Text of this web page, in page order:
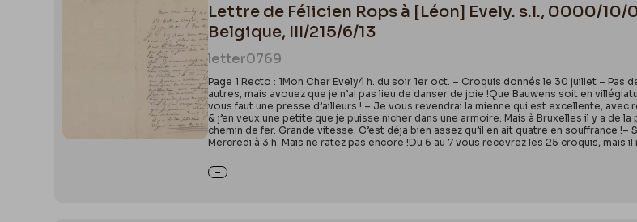
Lettre de Félicien Rops à [Léon] Evely. s.l., 0000/
Belgique, III/215/6/13
letter0769
Page 1 Recto : 1Mon Cher Evely4 h. du soir 1er oct. – Croquis donnés le 30 juillet –
autres, mais avouez que je n’ai pas lieu de danser de joie !Que Bauwens soit en
vous faut une presse d’ailleurs ! – Je vous revendrai la mienne qui est excellente,
& j’en veux une petite que je puisse nicher dans une armoire. Mais à Bruxelles il y a de
chemin de fer. Grande vitesse. C’est déja bien assez qu’il en ait quatre en souffrance
Mercredi à 3 h. Mais ne ratez pas encore !Du 6 au 7 vous recevrez les 25 croquis, mais